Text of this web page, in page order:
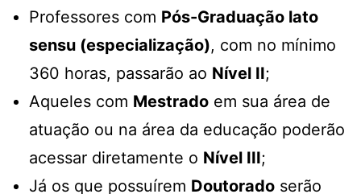
Professores com Pós-Graduação lato
sensu (especialização), com no mínimo
360 horas, passarão ao Nível II;
Aqueles com Mestrado em sua área de
atuação ou na área da educação poderão
acessar diretamente o Nível III;
Já os que possuírem Doutorado serão